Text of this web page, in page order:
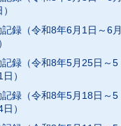
録（令和8年6月1日～6月
記録（令和8年5月25日～5
）
記録（令和8年5月18日～5
）